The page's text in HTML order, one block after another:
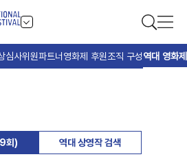
심사위원파트너 영화제 후원조직 구성역대 영화제
회) 역대 상영작 검색